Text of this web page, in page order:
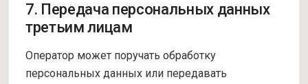
7. Передача персональных данных
третьим лицам
Оператор может поручать обработку
персональных данных или передавать